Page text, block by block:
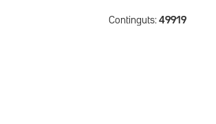
Continguts: 49919